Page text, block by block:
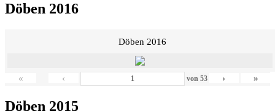
Döben 2016
Döben 2016
« ‹ von 53 › »
Döben 2015